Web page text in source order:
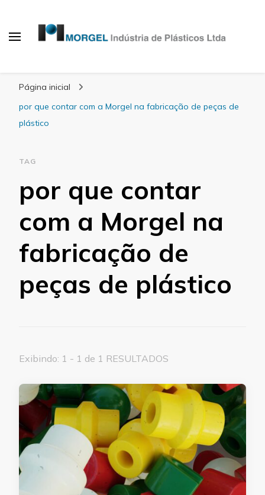
Página inicial
por que contar com a Morgel na fabricação de peças de
plástico
TAG
por que contar
com a Morgel na
fabricação de
peças de plástico
Exibindo: 1 - 1 de 1 RESULTADOS